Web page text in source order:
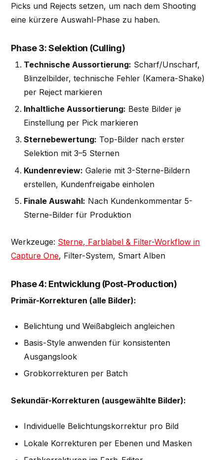
Picks und Rejects setzen, um nach dem Shooting
eine kürzere Auswahl-Phase zu haben.
Phase 3: Selektion (Culling)
Technische Aussortierung: Scharf/Unscharf,
Blinzelbilder, technische Fehler (Kamera-Shake)
per Reject markieren
Inhaltliche Aussortierung: Beste Bilder je
Einstellung per Pick markieren
Sternebewertung: Top-Bilder nach erster
Selektion mit 3–5 Sternen
Kundenreview: Galerie mit 3-Sterne-Bildern
erstellen, Kundenfreigabe einholen
Finale Auswahl: Nach Kundenkommentar 5-
Sterne-Bilder für Produktion
Werkzeuge: Sterne, Farblabel & Filter-Workflow in
Capture One, Filter-System, Smart Alben
Phase 4: Entwicklung (Post-Production)
Primär-Korrekturen (alle Bilder):
Belichtung und Weißabgleich angleichen
Basis-Style anwenden für konsistenten
Ausgangslook
Grobkorrekturen per Batch
Sekundär-Korrekturen (ausgewählte Bilder):
Individuelle Belichtungskorrektur pro Bild
Lokale Korrekturen per Ebenen und Masken